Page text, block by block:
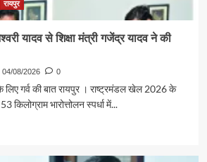
रायपुर
यादव से शिक्षा मंत्री गजेंद्र यादव ने की
04/08/2026 0
लिए गर्व की बात रायपुर । राष्ट्रमंडल खेल 2026 के
किलोग्राम भारोत्तोलन स्पर्धा में...